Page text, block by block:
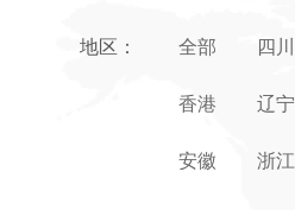
地区： 全部 四川
香港 辽宁
安徽 浙江